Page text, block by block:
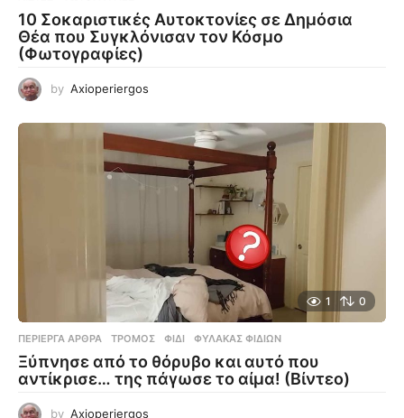
10 Σοκαριστικές Αυτοκτονίες σε Δημόσια
Θέα που Συγκλόνισαν τον Κόσμο
(Φωτογραφίες)
by Axioperiergos
1 0
ΠΕΡΊΕΡΓΑ ΆΡΘΡΑ ΤΡΌΜΟΣ ,ΦΊΔΙ ,ΦΎΛΑΚΑΣ ΦΙΔΙΏΝ
Ξύπνησε από το θόρυβο και αυτό που
αντίκρισε… της πάγωσε το αίμα! (Βίντεο)
by Axioperiergos